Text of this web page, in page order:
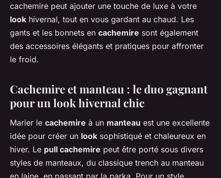
cachemire peut ajouter une touche de luxe à votre
look hivernal, tout en vous gardant au chaud. Les
gants et les bonnets en cachemire sont également
des accessoires élégants et pratiques pour affronter
le froid.
Cachemire et manteau : le duo gagnant
pour un look hivernal chic
Marier le cachemire à un manteau est une excellente
idée pour créer un look sophistiqué et chaleureux en
hiver. Le pull cachemire peut être porté sous divers
styles de manteaux, du classique trench au manteau
en laine, en passant par la parka. Pour un style